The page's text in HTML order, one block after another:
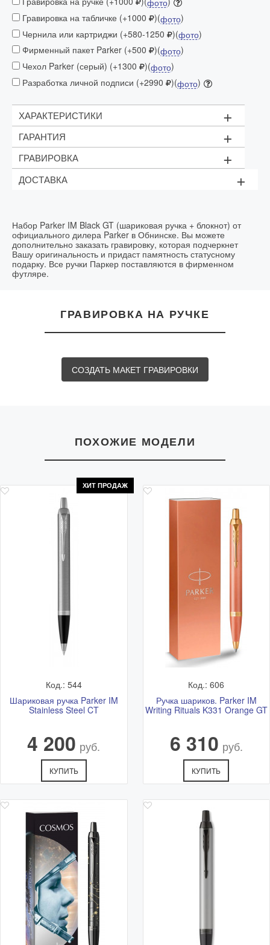
Гравировка на табличке (+1000
)(фото)
Чернила или картриджи (+580-1250
)(фото)
Фирменный пакет Parker (+500
)(фото)
Чехол Parker (серый) (+1300
)(фото)
Разработка личной подписи (+2990
)(фото)
ХАРАКТЕРИСТИКИ +
Шариковая ручка Parker IM Black GT
Блокнот Parker
Подарочная коробка
ГАРАНТИЯ +
2 года
ГРАВИРОВКА +
Стоимость:
Срок выполнения: в течение часа в день заказа
ДОСТАВКА +
Набор Parker IM Black GT (шариковая ручка + блокнот) от
официального дилера Parker в Обнинске. Вы можете
дополнительно заказать гравировку, которая подчеркнет
Вашу оригинальность и придаст памятность статусному
подарку. Все ручки Паркер поставляются в фирменном
футляре.
ГРАВИРОВКА НА РУЧКЕ
СОЗДАТЬ МАКЕТ ГРАВИРОВКИ
ПОХОЖИЕ МОДЕЛИ
ХИТ ПРОДАЖ
Код.: 544
Шариковая ручка Parker IM
Stainless Steel CT
4 200 руб.
КУПИТЬ
Код.: 606
Ручка шариков. Parker IM
Writing Rituals K331 Orange GT
6 310 руб.
КУПИТЬ